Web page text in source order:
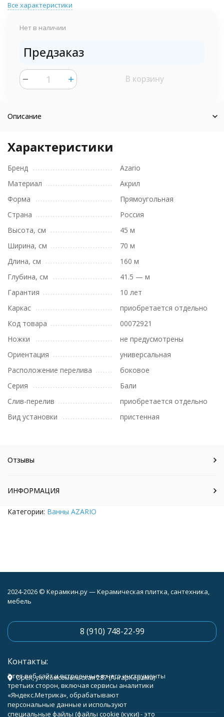
Все характеристики
Нет в наличии
Предзаказ
В корзину
Описание
Характеристики
Бренд
Azario
Материал
Акрил
Форма
Прямоугольная
Страна
Россия
Высота, см
45 м
Ширина, см
70 м
Длина, см
160 м
Глубина, см
41.5 — м
Гарантия
10 лет
Каркас
приобретается отдельно
Код товара
00072921
Ножки
не предусмотрены
Ориентация
универсальная
Расположение перелива
боковое
Серия
Бали
Слив-перелив
приобретается отдельно
Вид установки
пристенная
Отзывы
ИНФОРМАЦИЯ
Категории: Ванны AZARIO
2024-2026 © Керамкин.ру — Керамическая плитка, сантехника,
мебель
8 (910) 748-22-99
Контакты:
Орёл, ул. Комсомольская 287 (АнгарКерама)
Этот веб-сайт и встроенные в него инструменты
третьих сторон, включая сервисы аналитики
«Яндекс.Метрика», обрабатывают
персональные данные и используют
специальные файлы (файлы cookie (куки) - это